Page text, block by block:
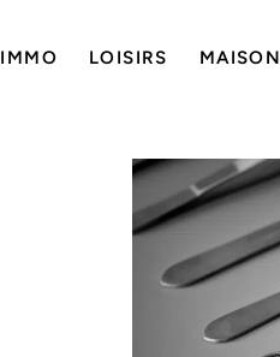
IMMO LOISIRS MAISON